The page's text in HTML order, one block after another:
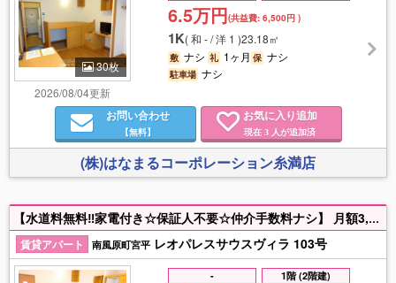
30枚
2026/08/04更新
6.5万円(共益費:6,500円 )
1K(和 - / 洋 1 )23.18㎡
敷 ナシ 礼 1ヶ月保 ナシ
駐車場 ナシ
お問い合わせ
【無料】
お気に入り追加
現在 3 人が追加済
(株)はなまるコーポレーション糸満店
【水道料無料‼家電付き☆保証人不要☆仲介手数料ナシ】 月額3,630円でインターネット(Wi-Fi)使い放題♪ 家具家電付きのお部屋で新生活をすぐに始められますよ☆ 土日祝祭日も営業してます‼お部屋探しはお任せ下さい‼ お問い合わせお待ちしております♪
賃貸アパート
南風原町宮平 レオパレスサウスヴィラ 103号
- 1階 (2階建)